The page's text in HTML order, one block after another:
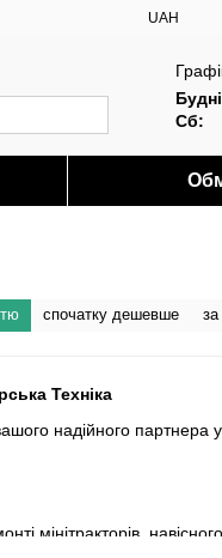
UAH
Сб:
спочатку дешевше
Техніка
надійного партнера у
мінітракторів,